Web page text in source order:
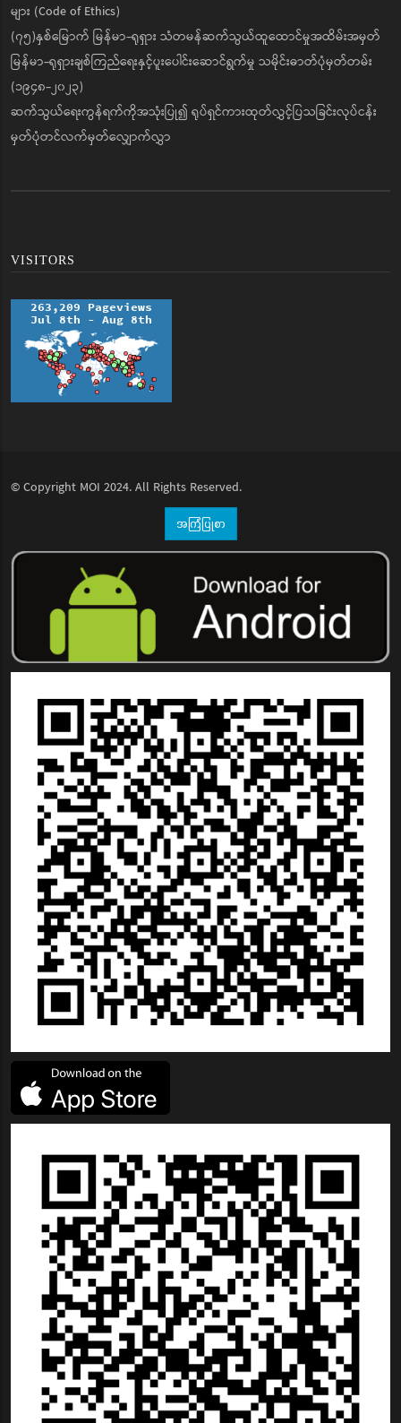
များ (Code of Ethics)
(၇၅)နှစ်မြောက် မြန်မာ-ရုရှား သံတမန်ဆက်သွယ်ထူထောင်မှုအထိမ်းအမှတ်
မြန်မာ-ရုရှားချစ်ကြည်ရေးနှင့်ပူးပေါင်းဆောင်ရွက်မှု သမိုင်းဓာတ်ပုံမှတ်တမ်း
(၁၉၄၈-၂၀၂၃)
ဆက်သွယ်ရေးကွန်ရက်ကိုအသုံးပြု၍ ရုပ်ရှင်ကားထုတ်လွှင့်ပြသခြင်းလုပ်ငန်း
မှတ်ပုံတင်လက်မှတ်လျှောက်လွှာ
VISITORS
© Copyright MOI 2024. All Rights Reserved.
အကြံပြုစာ